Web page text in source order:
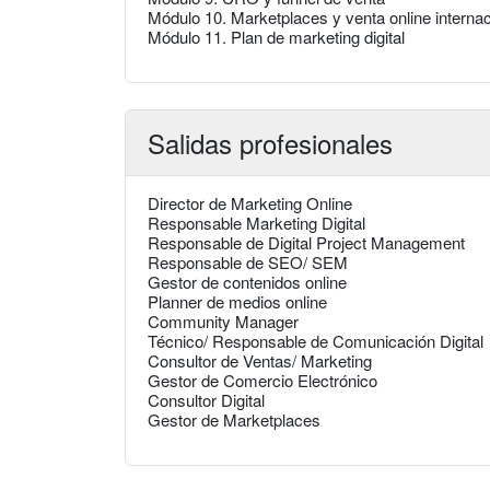
Módulo 10. Marketplaces y venta online
Módulo 11. Plan de marketing digital
Salidas profesionales
Director de Marketing Online
Responsable Marketing Digital
Responsable de Digital Project Management
Responsable de SEO/ SEM
Gestor de contenidos online
Planner de medios online
Community Manager
Técnico/ Responsable de Comunicación Digital
Consultor de Ventas/ Marketing
Gestor de Comercio Electrónico
Consultor Digital
Gestor de Marketplaces